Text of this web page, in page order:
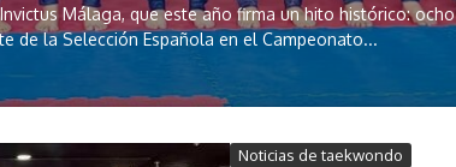
Málaga, que este año firma un hito histórico: ocho
de la Selección Española en el Campeonato...
Noticias de taekwondo